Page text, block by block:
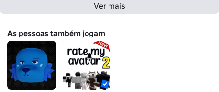
Ver mais
As pessoas também jogam